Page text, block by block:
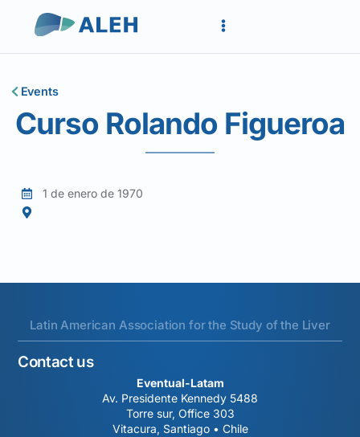
Events
Curso Rolando Figueroa
1 de enero de 1970
Latin American Association for the Study of the Liver
Contact us
Eventual-Latam
Av. Presidente Kennedy 5488
Torre sur, Office 303
Vitacura, Santiago • Chile